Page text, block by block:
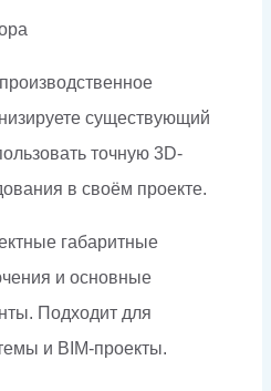
существующий
точную 3D-
в своём проекте.
габаритные
и основные
Подходит для
и BIM-проекты.